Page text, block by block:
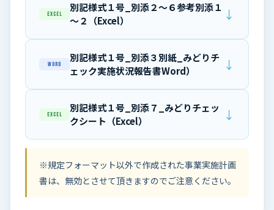
Excel
別記様式１号_別添２～６参考別添１
～２（Excel）
↓
Word
別記様式１号_別添３別紙_みどりチ
ェック実施状況報告書Word）
↓
Excel
別記様式１号_別添７_みどりチェッ
クシート（Excel）
↓
※規定フォーマット以外で作成された事業実施計画
書は、無効とさせて頂きますのでご注意ください。